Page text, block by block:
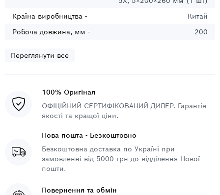
Країна виробництва -
Китай
Робоча довжина, мм -
200
Переглянути все
100% Оригінал
ОФІЦІЙНИЙ СЕРТИФІКОВАНИЙ ДИЛЕР. Гарантія
якості та кращої ціни.
Нова пошта - Безкоштовно
Безкоштовна доставка по Україні при
замовленні від 5000 грн до відділення Нової
пошти.
Повернення та обмін